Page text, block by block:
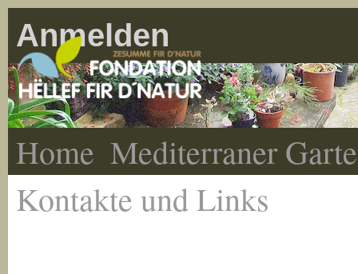
Anmelden
Home Mediterraner
Kontakte und Links